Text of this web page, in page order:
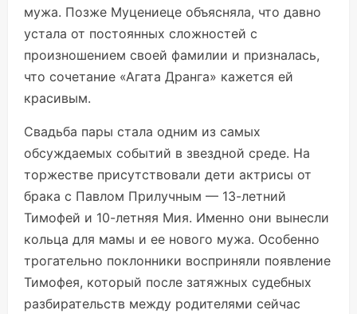
мужа. Позже Муцениеце объясняла, что давно
устала от постоянных сложностей с
произношением своей фамилии и призналась,
что сочетание «Агата Дранга» кажется ей
красивым.
Свадьба пары стала одним из самых
обсуждаемых событий в звездной среде. На
торжестве присутствовали дети актрисы от
брака с Павлом Прилучным — 13-летний
Тимофей и 10-летняя Мия. Именно они вынесли
кольца для мамы и ее нового мужа. Особенно
трогательно поклонники восприняли появление
Тимофея, который после затяжных судебных
разбирательств между родителями сейчас